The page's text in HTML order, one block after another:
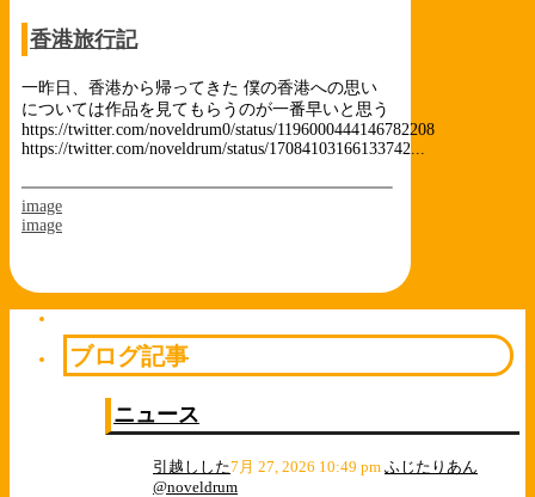
香港旅行記
一昨日、香港から帰ってきた 僕の香港への思い
については作品を見てもらうのが一番早いと思う
https://twitter.com/noveldrum0/status/1196000444146782208
https://twitter.com/noveldrum/status/17084103166133742...
image
image
ブログ記事
ニュース
引越しした7月 27, 2026 10:49 pm ふじたりあん
@noveldrum